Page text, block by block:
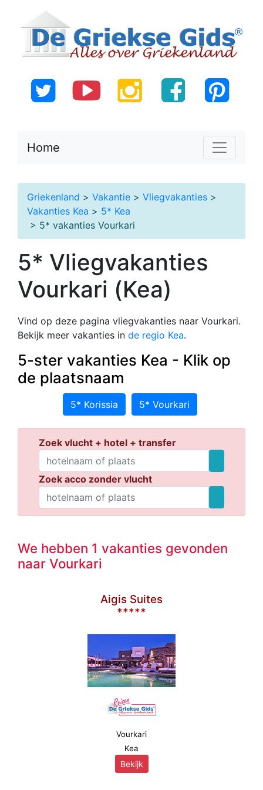
Home
Griekenland > Vakantie > Vliegvakanties >
Vakanties Kea > 5* Kea
> 5* vakanties Vourkari
5* Vliegvakanties
Vourkari (Kea)
Vind op deze pagina vliegvakanties naar Vourkari.
Bekijk meer vakanties in de regio Kea.
5-ster vakanties Kea - Klik op
de plaatsnaam
5* Korissia 5* Vourkari
Zoek vlucht + hotel + transfer
Zoek acco zonder vlucht
We hebben 1 vakanties gevonden
naar Vourkari
Aigis Suites
*****
Vourkari
Kea
Bekijk